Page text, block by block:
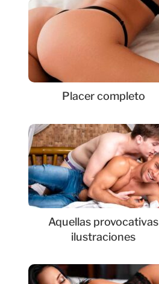
Placer completo
Aquellas provocativas
ilustraciones